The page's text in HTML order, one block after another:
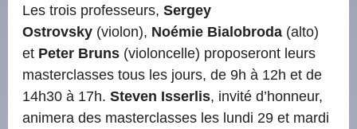
Les trois professeurs,Sergey
Ostrovsky (violon), Noémie Bialobroda (alto)
et Peter Bruns (violoncelle) proposeront leurs
masterclasses tous les jours, de 9h à 12h et de
14h30 à 17h.Steven Isserlis, invité d’honneur,
animera des masterclasses les lundi 29 et mardi